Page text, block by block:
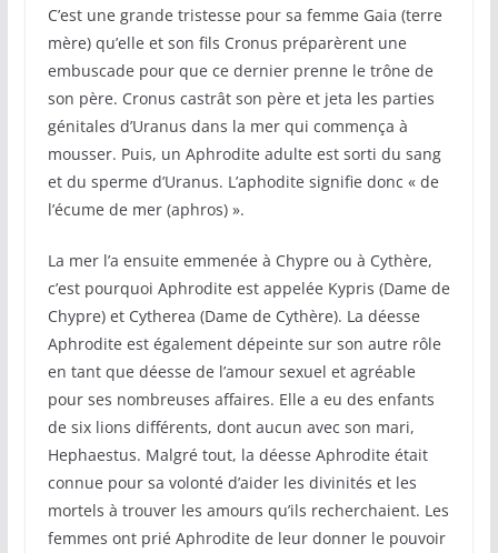
C’est une grande tristesse pour sa femme Gaia (terre
mère) qu’elle et son fils Cronus préparèrent une
embuscade pour que ce dernier prenne le trône de
son père. Cronus castrât son père et jeta les parties
génitales d’Uranus dans la mer qui commença à
mousser. Puis, un Aphrodite adulte est sorti du sang
et du sperme d’Uranus. L’aphodite signifie donc « de
l’écume de mer (aphros) ».
La mer l’a ensuite emmenée à Chypre ou à Cythère,
c’est pourquoi Aphrodite est appelée Kypris (Dame de
Chypre) et Cytherea (Dame de Cythère). La déesse
Aphrodite est également dépeinte sur son autre rôle
en tant que déesse de l’amour sexuel et agréable
pour ses nombreuses affaires. Elle a eu des enfants
de six lions différents, dont aucun avec son mari,
Hephaestus. Malgré tout, la déesse Aphrodite était
connue pour sa volonté d’aider les divinités et les
mortels à trouver les amours qu’ils recherchaient. Les
femmes ont prié Aphrodite de leur donner le pouvoir